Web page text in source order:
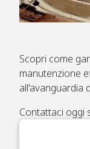
Scopri come
manutenzione
all'avanguardia
Contattaci oggi